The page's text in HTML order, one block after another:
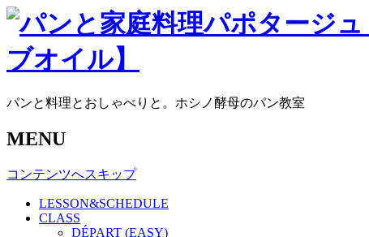
パンと料理とおしゃべりと。ホシノ酵母のパン教室
MENU
コンテンツへスキップ
LESSON&SCHEDULE
CLASS
DÉPART (EASY)